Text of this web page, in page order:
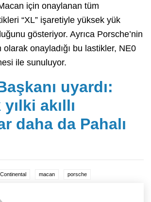
için onaylanan tüm
“XL” işaretiyle yüksek yük
gösteriyor. Ayrıca Porsche’nin
onayladığı bu lastikler, NE0
ile sunuluyor.
uyardı:
akıllı
daha da Pahalı
Continental macan porsche